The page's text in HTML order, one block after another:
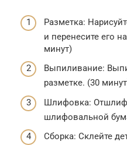
Разметка:
и перенесите его
минут)
Выпиливание:
разметке. (30
Шлифовка:
шлифовальной
Сборка: Склейте